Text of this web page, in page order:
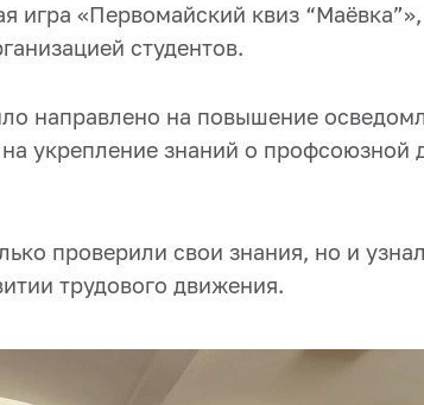
игра «Первомайский квиз
студентов.
направлено на повышение
укрепление знаний о профсоюзной
проверили свои знания, но и
трудового движения.